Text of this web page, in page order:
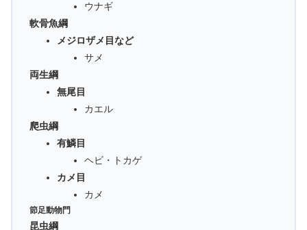
ウナギ
軟骨魚綱
メジロザメ目など
サメ
両生綱
無尾目
カエル
爬虫綱
有鱗目
ヘビ・トカゲ
カメ目
カメ
節足動物門
昆虫綱